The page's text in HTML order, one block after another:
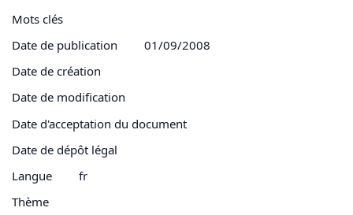
Mots clés
Date de publication
01/09/2008
Date de création
Date de modification
Date d'acceptation du document
Date de dépôt légal
Langue
fr
Thème